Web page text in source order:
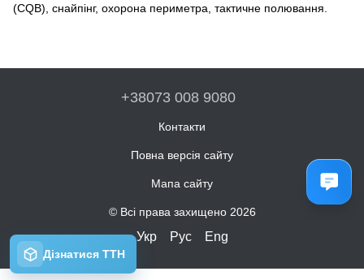
(CQB), снайпінг, охорона периметра, тактичне полювання.
+38073 008 9080
Контакти
Повна версія сайту
Мапа сайту
© Всі права захищено 2026
Укр Рус Eng